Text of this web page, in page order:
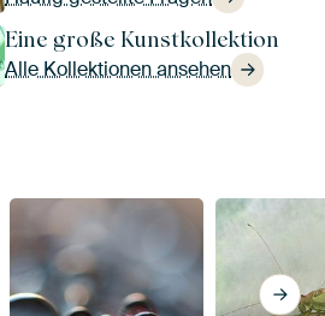
Eine große Kunstkollektion
Alle Kollektionen ansehen